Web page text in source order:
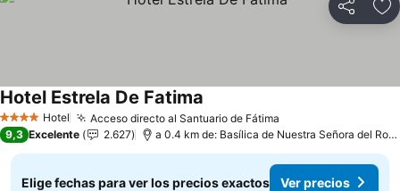
Compartir
4 EstrellasHotel Acceso directo al Santuario de Fátima
Hotel Estrela De Fatima
9,3 Excelente 2.627 a 0.4 km de: Basílica de Nuestra Señora del
Elige fechas para ver los precios exactos Ver precios